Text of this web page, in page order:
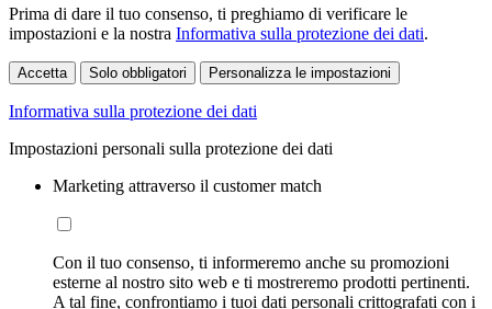
Prima di dare il tuo consenso, ti preghiamo di verificare le
impostazioni e la nostra Informativa sulla protezione dei dati.
Accetta Solo obbligatori Personalizza le impostazioni
Informativa sulla protezione dei dati
Impostazioni personali sulla protezione dei dati
Marketing attraverso il customer match
Con il tuo consenso, ti informeremo anche su promozioni
esterne al nostro sito web e ti mostreremo prodotti pertinenti.
A tal fine, confrontiamo i tuoi dati personali crittografati con i